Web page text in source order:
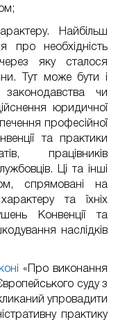
Найбільш
про необхідність
яку сталося
Тут може бути і
чи
юридичної
професійної
та практики
працівників
Ці та інші
спрямовані на
та їхніх
Конвенції та
наслідків
«Про виконання
суду з
упровадити
практику